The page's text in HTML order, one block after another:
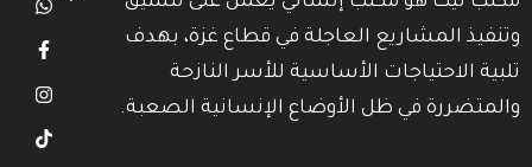
وتنفيذ المشاريع العاجلة في قطاع غزة، بهدف
تلبية الاحتياجات الأساسية للأسر النازحة
والمتضررة في ظل الأوضاع الإنسانية الصعبة.